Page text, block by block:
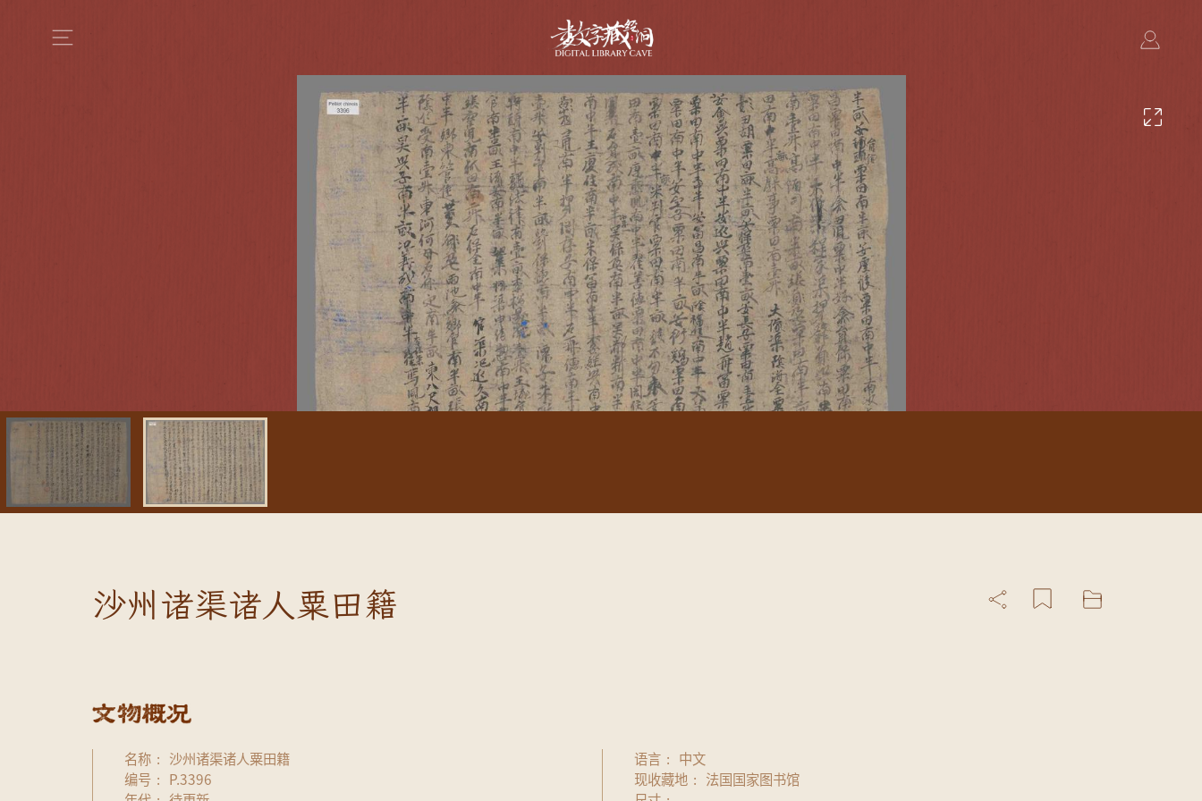
沙州诸渠诸人粟田籍
名称
沙州诸渠诸人粟田籍
编号
P.3396
语言
中文
现收藏地
法国国家图书馆